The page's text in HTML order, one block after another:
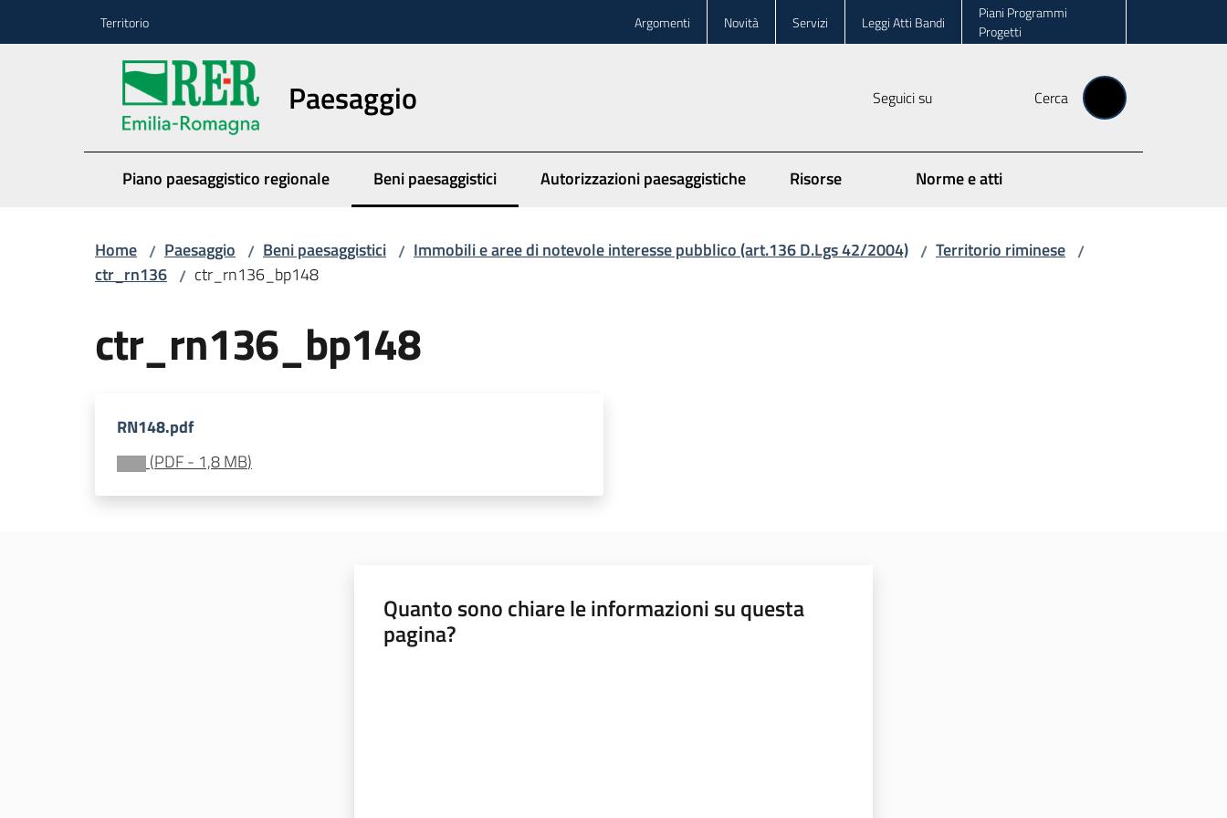
Territorio Argomenti Novità Servizi Leggi Atti Bandi
Piani Programmi
Progetti
Paesaggio Seguici su Cerca
Piano paesaggistico regionale Beni paesaggistici
Menu selezionato Autorizzazioni paesaggistiche Risorse Norme e atti
Home / Paesaggio / Beni paesaggistici / Immobili e aree di notevole interesse pubblico (art.136 D.Lgs 42/2004) / Territorio riminese /
ctr_rn136 / ctr_rn136_bp148
ctr_rn136_bp148
RN148.pdf
(PDF- 1,8 MB)
Quanto sono chiare le informazioni su questa
pagina?